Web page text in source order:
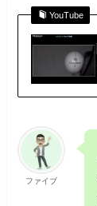
YouTube
ファイブ